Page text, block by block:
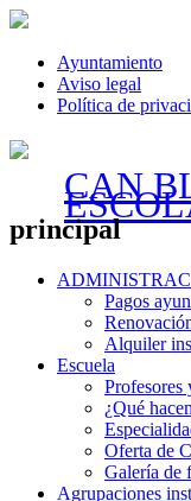
Ayuntamiento
Aviso legal
Política de
CAN
principal
Saltar
Pagos
Alquiler
Escuela
Profesores
¿Qué
Oferta de
Galería de
Agrupaciones